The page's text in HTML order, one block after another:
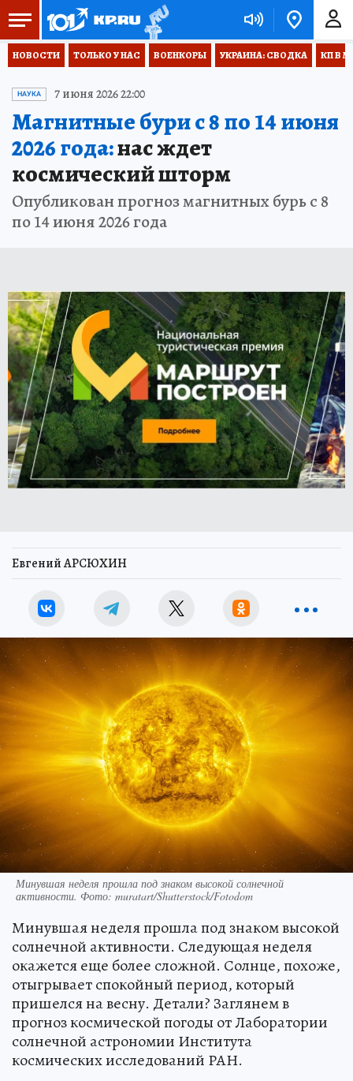
НОВОСТИ ТОЛЬКО У НАС ВОЕНКОРЫ УКРАИНА: СВОДКА КП В
НАУКА 7 июня 2026 22:00
Магнитные бури с 8 по 14 июня
2026 года:нас ждет
космический шторм
Опубликован прогноз магнитных бурь с 8
по 14 июня 2026 года
Евгений АРСЮХИН
Минувшая неделя прошла под знаком высокой солнечной
активности. Фото: muratart/Shutterstock/Fotodom
Минувшая неделя прошла под знаком высокой
солнечной активности. Следующая неделя
окажется еще более сложной. Солнце, похоже,
отыгрывает спокойный период, который
пришелся на весну. Детали? Заглянем в
прогноз космической погоды от Лаборатории
солнечной астрономии Института
космических исследований РАН.